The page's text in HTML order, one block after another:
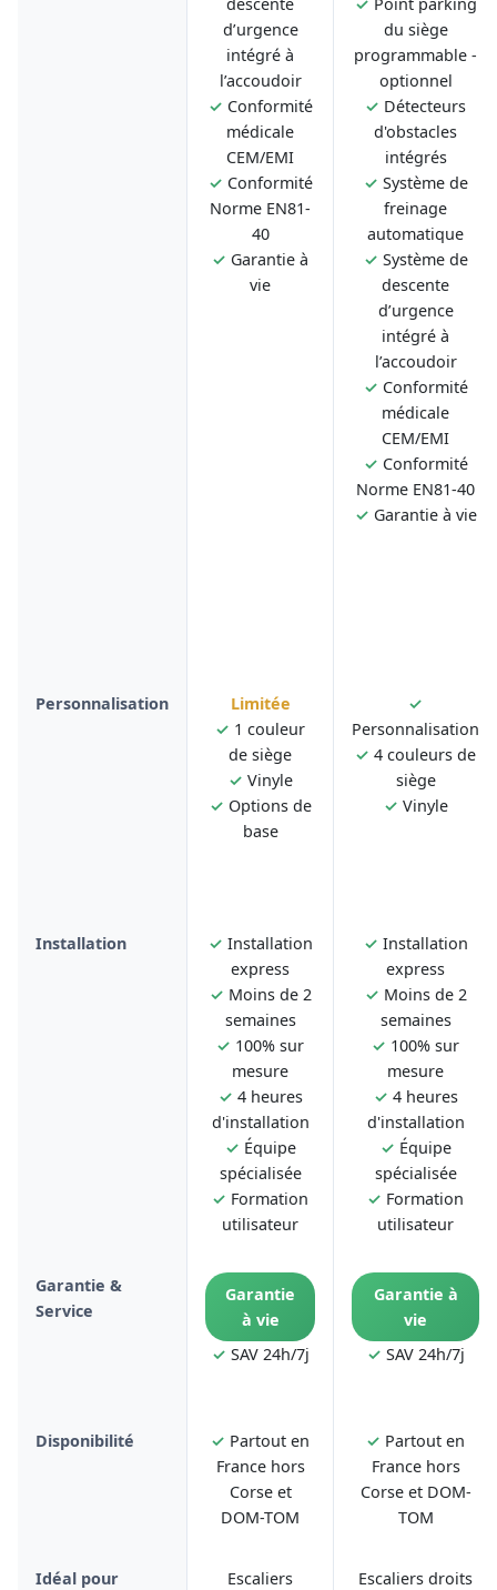
d’urgence
intégré à
l’accoudoir
✓ Conformité
médicale
CEM/EMI
✓ Conformité
Norme EN81-
40
✓ Garantie à
vie
du siège
programmable -
optionnel
✓ Détecteurs
d'obstacles
intégrés
✓ Système de
freinage
automatique
✓ Système de
descente
d’urgence
intégré à
l’accoudoir
✓ Conformité
médicale
CEM/EMI
✓ Conformité
Norme EN81-40
✓ Garantie à vie
Personnalisation
Limitée
✓ 1 couleur
de siège
✓ Vinyle
✓ Options de
base
✓
Personnalisation
✓ 4 couleurs de
siège
✓ Vinyle
Installation ✓ Installation
express
✓ Moins de 2
semaines
✓ 100% sur
mesure
✓ 4 heures
d'installation
✓ Équipe
spécialisée
✓ Formation
utilisateur
✓ Installation
express
✓ Moins de 2
semaines
✓ 100% sur
mesure
✓ 4 heures
d'installation
✓ Équipe
spécialisée
✓ Formation
utilisateur
Garantie &
Service
Garantie
à vie
✓ SAV 24h/7j
Garantie à
vie
✓ SAV 24h/7j
Disponibilité ✓ Partout en
France hors
Corse et
DOM-TOM
✓ Partout en
France hors
Corse et DOM-
TOM
Idéal pour
Escaliers
Escaliers droits